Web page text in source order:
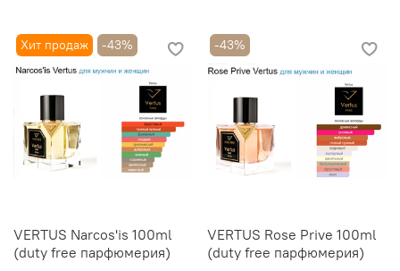
Хит продаж -43%
VERTUS Narcos'is 100ml
(duty free парфюмерия)
-43%
VERTUS Rose Prive 100ml
(duty free парфюмерия)